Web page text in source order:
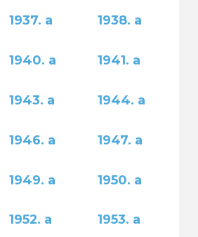
1937. a 1938. a
1940. a 1941. a
1943. a 1944. a
1946. a 1947. a
1949. a 1950. a
1952. a 1953. a